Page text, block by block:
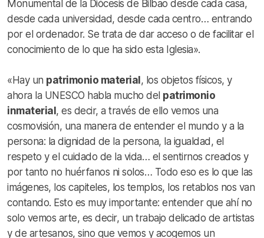
Monumental de la Diócesis de Bilbao desde cada casa,
desde cada universidad, desde cada centro… entrando
por el ordenador. Se trata de dar acceso o de facilitar el
conocimiento de lo que ha sido esta Iglesia».
«Hay un patrimonio material, los objetos físicos, y
ahora la UNESCO habla mucho del patrimonio
inmaterial, es decir, a través de ello vemos una
cosmovisión, una manera de entender el mundo y a la
persona: la dignidad de la persona, la igualdad, el
respeto y el cuidado de la vida… el sentirnos creados y
por tanto no huérfanos ni solos… Todo eso es lo que las
imágenes, los capiteles, los templos, los retablos nos van
contando. Esto es muy importante: entender que ahí no
solo vemos arte, es decir, un trabajo delicado de artistas
y de artesanos, sino que vemos y acogemos un